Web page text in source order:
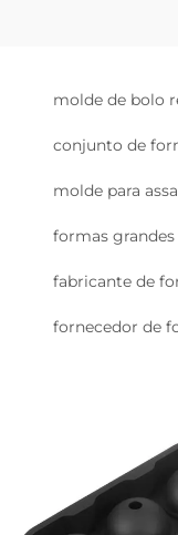
molde de bolo
conjunto de
molde para
formas grandes
fabricante de
fornecedor de